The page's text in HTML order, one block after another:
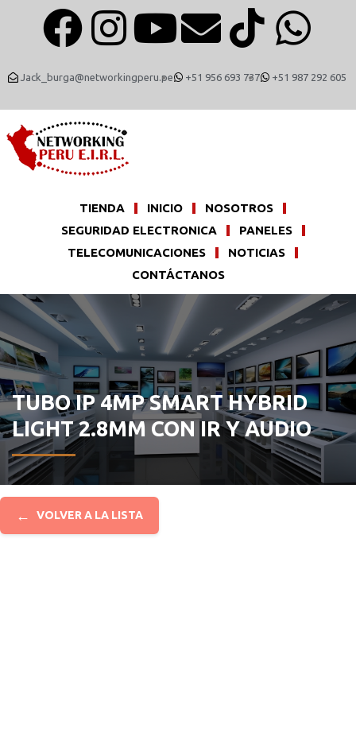
Jack_burga@networkingperu.pe +51 956 693 737 +51 987 292 605
TIENDA INICIO
NOSOTROS
SEGURIDAD ELECTRONICA
PANELES
TELECOMUNICACIONES
NOTICIAS
CONTÁCTANOS
TUBO IP 4MP SMART HYBRID
LIGHT 2.8MM CON IR Y AUDIO
← VOLVER A LA LISTA